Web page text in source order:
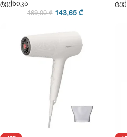
ტექნიკა
169,00₾ 143,65 ₾